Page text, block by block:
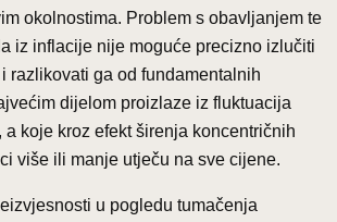
okolnostima. Problem s obavljanjem te
iz inflacije nije moguće precizno izlučiti
razlikovati ga od fundamentalnih
dijelom proizlaze iz fluktuacija
koje kroz efekt širenja koncentričnih
više ili manje utječu na sve cijene.
u pogledu tumačenja